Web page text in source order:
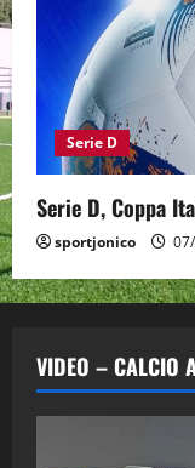
Serie D
Serie D, Coppa
sportjonico
VIDEO – CALCIO